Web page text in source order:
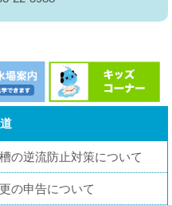
の逆流防止対策について
の申告について